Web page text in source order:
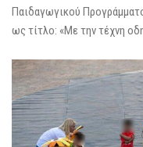
Παιδαγωγικού
ως τίτλο: «Με την τέχνη